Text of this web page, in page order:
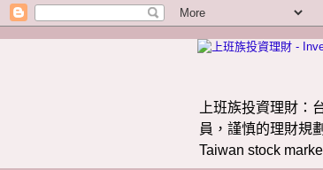
上班族投資理財
員，謹慎的理財規
Taiwan stock